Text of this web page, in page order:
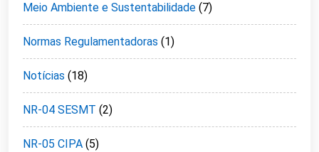
Meio Ambiente e Sustentabilidade (7)
Normas Regulamentadoras (1)
Notícias (18)
NR-04 SESMT (2)
NR-05 CIPA (5)